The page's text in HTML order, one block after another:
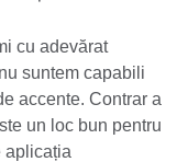
cu adevărat
suntem capabili
accente. Contrar a
un loc bun pentru
aplicația